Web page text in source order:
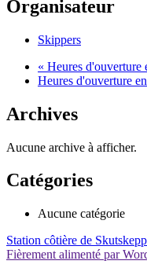
Organisateur
Skippers
« Heures d'ouverture
Heures d'ouverture
Archives
Aucune archive à afficher.
Catégories
Aucune catégorie
Station côtière de
Fièrement alimenté par